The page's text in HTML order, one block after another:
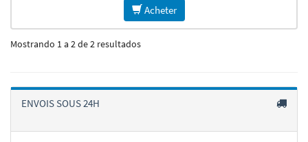
Acheter
Mostrando 1 a 2 de 2 resultados
ENVOIS SOUS 24H